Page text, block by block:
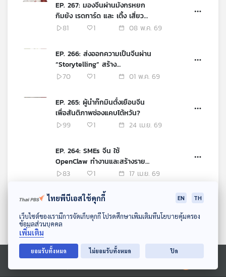
ดาวน์โหลด Thai PBS Podcast Application
Ⓒ 2020 องค์การกระจายเสียงและแพร่ภาพสาธารณะแห่งประเทศไทย
EP. 267: มองจีนผ่านมังกรหยก
กิมย้ง เรดการ์ด และ เติ้ง เสี่ยว
ผิง81 1 08 พ.ค. 69
EP. 266: ส่งออกความเป็นจีนผ่าน
“Storytelling” สร้าง
ประสบการณ์ใหม่ ดึงนักท่องเที่ยว
70 1 01 พ.ค. 69
EP. 265: ผู้นำก๊กมินตั๋งเยือนจีน
เพื่อสันติภาพช่องแคบไต้หวัน?
99
1 24 เม.ย. 69
EP. 264: SMEs จีน ใช้
OpenClaw ทำงานและสร้างราย
ได้อย่างไร
83 1 17 เม.ย. 69
EP. 263: คนสูงวัยและเยาวชนจีน
ใช้ประโยชน์จาก AI Agent
อย่างไร
78 2 10 เม.ย. 69
EP. 262: เจาะลึกครบ 50 ปี เหตุ
การณ์เช็งเม้ง สู่การนองเลือด
เทียนอันเหมินและล้มล้างแก๊งสี่คน
146 1 03 เม.ย. 69
ไทยพีบีเอสใช้คุกกี้ EN TH
เว็บไซต์ของเรามีการจัดเก็บคุกกี้ โปรดศึกษาเพิ่มเติมที่นโยบายคุ้มครอง
ข้อมูลส่วนบุคคล
เพิ่มเติม
ยอมรับทั้งหมด ไม่ยอมรับทั้งหมด ปิด